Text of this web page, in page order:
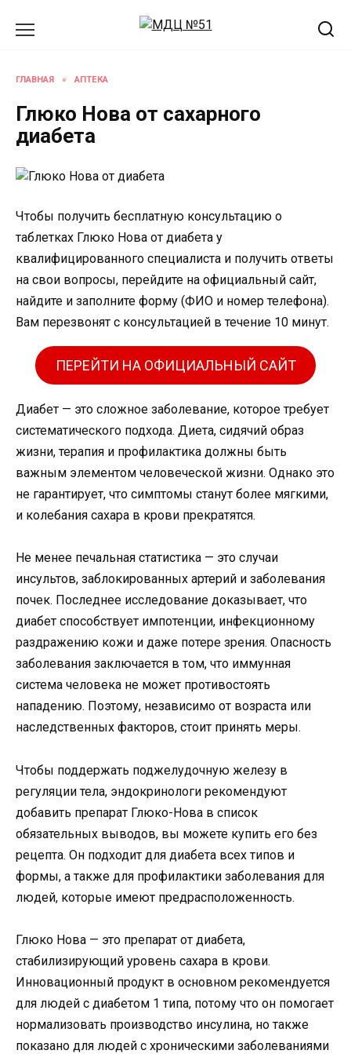
ГЛАВНАЯ » АПТЕКА
Глюко Нова от сахарного
диабета
Чтобы получить бесплатную консультацию о
таблетках Глюко Нова от диабета у
квалифицированного специалиста и получить ответы
на свои вопросы, перейдите на официальный сайт,
найдите и заполните форму (ФИО и номер телефона).
Вам перезвонят с консультацией в течение 10 минут.
ПЕРЕЙТИ НА ОФИЦИАЛЬНЫЙ САЙТ
Диабет — это сложное заболевание, которое требует
систематического подхода. Диета, сидячий образ
жизни, терапия и профилактика должны быть
важным элементом человеческой жизни. Однако это
не гарантирует, что симптомы станут более мягкими,
и колебания сахара в крови прекратятся.
Не менее печальная статистика — это случаи
инсультов, заблокированных артерий и заболевания
почек. Последнее исследование доказывает, что
диабет способствует импотенции, инфекционному
раздражению кожи и даже потере зрения. Опасность
заболевания заключается в том, что иммунная
система человека не может противостоять
нападению. Поэтому, независимо от возраста или
наследственных факторов, стоит принять меры.
Чтобы поддержать поджелудочную железу в
регуляции тела, эндокринологи рекомендуют
добавить препарат Глюко-Нова в список
обязательных выводов, вы можете купить его без
рецепта. Он подходит для диабета всех типов и
формы, а также для профилактики заболевания для
людей, которые имеют предрасположенность.
Глюко Нова — это препарат от диабета,
стабилизирующий уровень сахара в крови.
Инновационный продукт в основном рекомендуется
для людей с диабетом 1 типа, потому что он помогает
нормализовать производство инсулина, но также
показано для людей с хроническими заболеваниями